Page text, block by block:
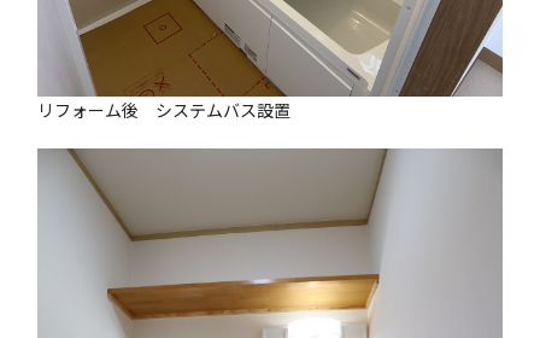
リフォーム後 システムバス設置